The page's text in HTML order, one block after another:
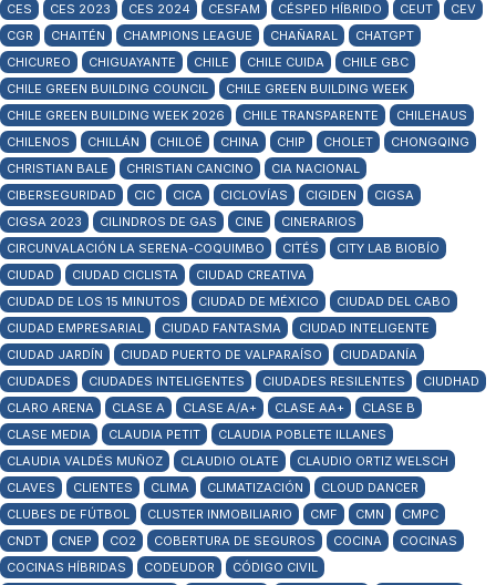
CES
CES 2023 CES 2024 CESFAM CÉSPED HÍBRIDO CEUT
CEV
CGR
CHAITÉN CHAMPIONS LEAGUE CHAÑARAL
CHATGPT
CHICUREO
CHIGUAYANTE CHILE CHILE CUIDA
CHILE GBC
CHILE GREEN BUILDING COUNCIL
CHILE GREEN BUILDING WEEK
CHILE GREEN BUILDING WEEK 2026
CHILE TRANSPARENTE
CHILEHAUS
CHILENOS
CHILLÁN CHILOÉ CHINA CHIP CHOLET
CHONGQING
CHRISTIAN BALE
CHRISTIAN CANCINO
CIA NACIONAL
CIBERSEGURIDAD
CIC CICA CICLOVÍAS CIGIDEN
CIGSA
CIGSA 2023
CILINDROS DE GAS CINE
CINERARIOS
CIRCUNVALACIÓN LA SERENA-COQUIMBO
CITÉS
CITY LAB BIOBÍO
CIUDAD
CIUDAD CICLISTA
CIUDAD CREATIVA
CIUDAD DE LOS 15 MINUTOS
CIUDAD DE MÉXICO
CIUDAD DEL CABO
CIUDAD EMPRESARIAL
CIUDAD FANTASMA
CIUDAD INTELIGENTE
CIUDAD JARDÍN
CIUDAD PUERTO DE VALPARAÍSO
CIUDADANÍA
CIUDADES
CIUDADES INTELIGENTES CIUDADES RESILENTES
CIUDHAD
CLARO ARENA
CLASE A CLASE A/A+ CLASE AA+
CLASE B
CLASE MEDIA
CLAUDIA PETIT
CLAUDIA POBLETE ILLANES
CLAUDIA VALDÉS MUÑOZ
CLAUDIO OLATE
CLAUDIO ORTIZ WELSCH
CLAVES
CLIENTES CLIMA CLIMATIZACIÓN
CLOUD DANCER
CLUBES DE FÚTBOL
CLUSTER INMOBILIARIO CMF CMN
CMPC
CNDT
CNEP CO2 COBERTURA DE SEGUROS COCINA
COCINAS
COCINAS HÍBRIDAS
CODEUDOR
CÓDIGO CIVIL